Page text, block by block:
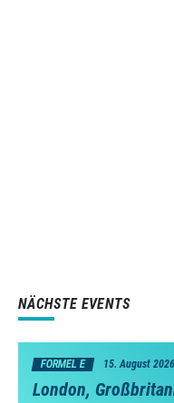
NÄCHSTE EVENTS
FORMEL E 15. August 2026
London,